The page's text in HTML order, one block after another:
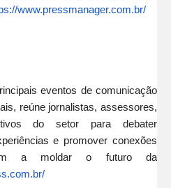
www.pressmanager.com.br/
eventos de comunicação
reúne jornalistas, assessores,
do setor para debater
e promover conexões
a moldar o futuro da